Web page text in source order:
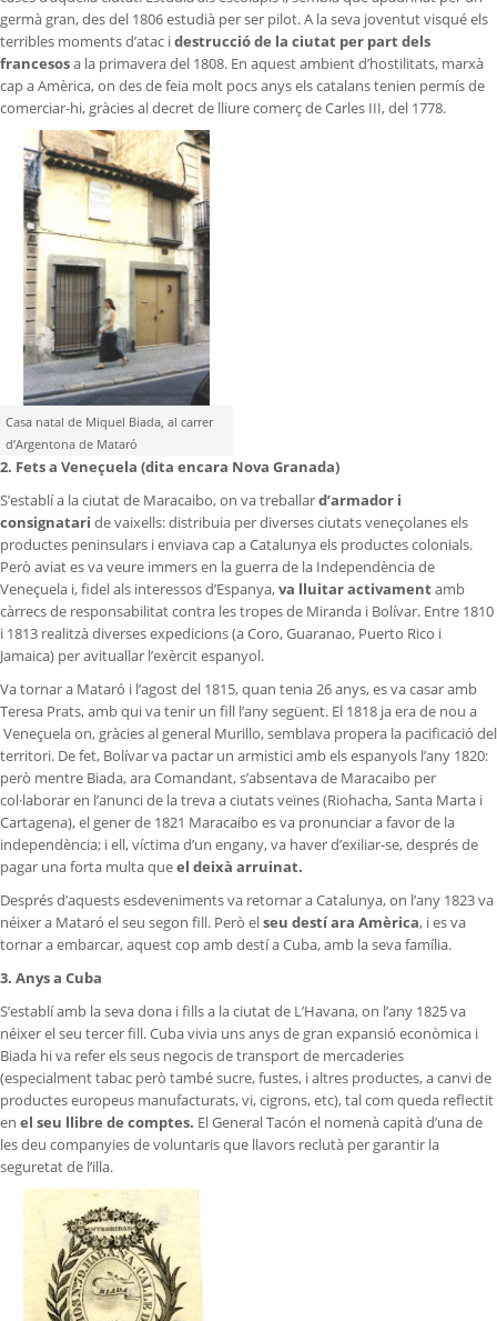
germà gran, des del 1806 estudià per ser pilot. A la seva joventut visqué els
terribles moments d’atac idestrucció de la ciutat per part dels
francesosa la primavera del 1808. En aquest ambient d’hostilitats, marxà
cap a Amèrica, on des de feia molt pocs anys els catalans tenien permís de
comerciar-hi, gràcies al decret de lliure comerç de Carles III, del 1778.
Casa natal de Miquel Biada, al carrer
d’Argentona de Mataró
2. Fets a Veneçuela (dita encara Nova Granada)
S’establí a la ciutat de Maracaibo, on va treballard’armador i
consignatari de vaixells: distribuia per diverses ciutats veneçolanes els
productes peninsulars i enviava cap a Catalunya els productes colonials.
Però aviat es va veure immers en la guerra de la Independència de
Veneçuela i, fidel als interessos d’Espanya,va lluitar activamentamb
càrrecs de responsabilitat contra les tropes de Miranda i Bolívar. Entre 1810
i 1813 realitzà diverses expedicions (a Coro, Guaranao, Puerto Rico i
Jamaica) per avituallar l’exèrcit espanyol.
Va tornar a Mataró i l’agost del 1815, quan tenia 26 anys, es va casar amb
Teresa Prats, amb qui va tenir un fill l’any següent. El 1818 ja era de nou a
Veneçuela on, gràcies al general Murillo, semblava propera la pacificació del
territori. De fet, Bolívar va pactar un armistici amb els espanyols l’any 1820:
però mentre Biada, ara Comandant, s’absentava de Maracaibo per
col·laborar en l’anunci de la treva a ciutats veïnes (Riohacha, Santa Marta i
Cartagena), el gener de 1821 Maracaibo es va pronunciar a favor de la
independència; i ell, víctima d’un engany, va haver d’exiliar-se, després de
pagar una forta multa queel deixà arruinat.
Després d’aquests esdeveniments va retornar a Catalunya, on l’any 1823 va
néixer a Mataró el seu segon fill. Però elseu destí ara Amèrica, i es va
tornar a embarcar, aquest cop amb destí a Cuba, amb la seva família.
3. Anys a Cuba
S’establí amb la seva dona i fills a la ciutat de L’Havana, on l’any 1825 va
néixer el seu tercer fill. Cuba vivia uns anys de gran expansió econòmica i
Biada hi va refer els seus negocis de transport de mercaderies
(especialment tabac però també sucre, fustes, i altres productes, a canvi de
productes europeus manufacturats, vi, cigrons, etc), tal com queda reflectit
en el seu llibre de comptes. El General Tacón el nomenà capità d’una de
les deu companyies de voluntaris que llavors reclutà per garantir la
seguretat de l’illa.